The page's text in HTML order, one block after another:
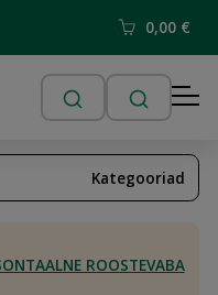
0,00 €
ROOSTEVABA
Kategooriad